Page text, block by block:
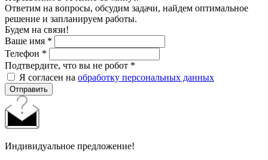
Ответим на вопросы, обсудим задачи, найдем оптимальное
решение и запланируем работы.
Будем на связи!
Ваше имя *
Телефон *
Подтвердите, что вы не робот *
Я согласен на обработку персональных данных
Отправить
Индивидуальное предложение!